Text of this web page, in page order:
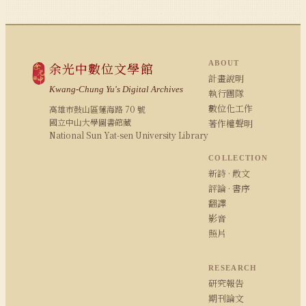
余光中數位文學館
Kwang-Chung Yu's Digital Archives
高雄市鼓山區蓮海路 70 號
國立中山大學圖書館藏
National Sun Yat-sen University Library
ABOUT
計畫說明
執行團隊
數位化工作
著作權聲明
COLLECTION
新詩 · 散文
評論 · 書序
翻譯
影音
照片
RESEARCH
研究報告
期刊論文